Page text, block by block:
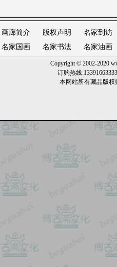
画廊简介 版权声明
名家到访
名家国画 名家书法 名家油画
Copyright © 2002-2020
订购热线
本网站所有藏品版